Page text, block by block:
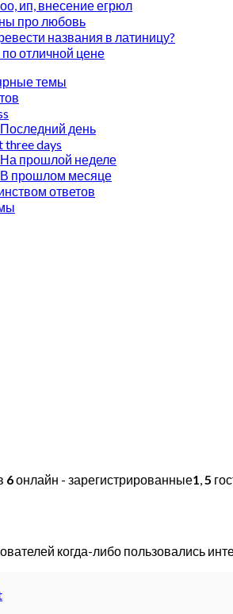
ип, внесение егрюл
про любовь
названия в латиницу?
отличной цене
темы
день
three days
прошлой неделе
прошлом месяце
ответов
6онлайн - зарегистрированные1,5
когда-либо пользовались